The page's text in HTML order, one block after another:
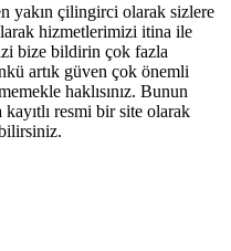
yakın çilingirci olarak sizlere
hizmetlerimizi itina ile
bize bildirin çok fazla
artık güven çok önemli
haklısınız. Bunun
kayıtlı resmi bir site olarak